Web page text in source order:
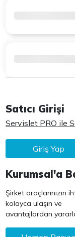
Satıcı Girişi
Servislet PRO ile
Giriş Yap
Kurumsal'a
Şirket araçlarınızın
kolayca ulaşın ve
avantajlardan